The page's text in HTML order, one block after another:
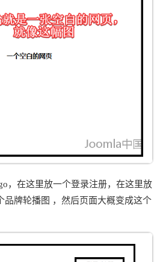
，在这里放一个登录注册，在这里放
品牌轮播图 ，然后页面大概变成这个